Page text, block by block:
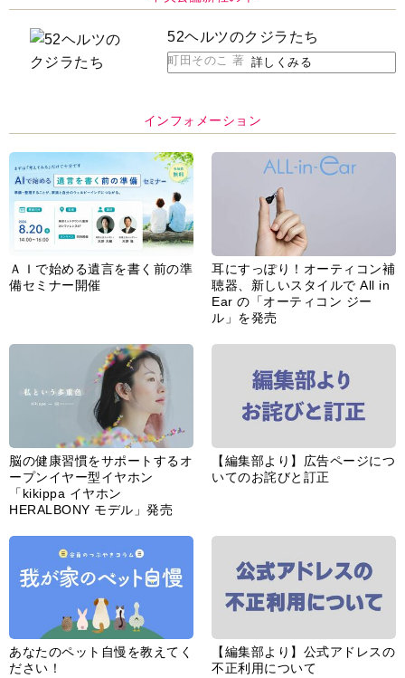
52ヘルツのクジラたち
町田そのこ 著 詳しくみる
インフォメーション
ＡＩで始める遺言を書く前の準
備セミナー開催
耳にすっぽり！オーティコン補
聴器、新しいスタイルで All in
Ear の「オーティコン ジー
ル」を発売
脳の健康習慣をサポートするオ
ープンイヤー型イヤホン
「kikippa イヤホン
HERALBONY モデル」発売
【編集部より】広告ページにつ
いてのお詫びと訂正
あなたのペット自慢を教えてく
ださい！
【編集部より】公式アドレスの
不正利用について